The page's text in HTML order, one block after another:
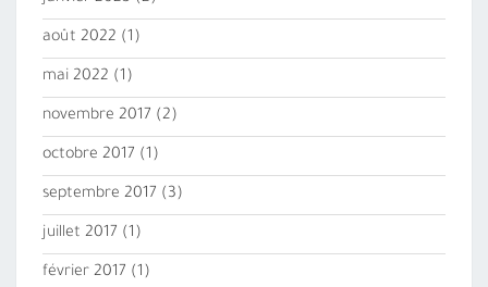
août 2022 (1)
mai 2022 (1)
novembre 2017 (2)
octobre 2017 (1)
septembre 2017 (3)
juillet 2017 (1)
février 2017 (1)